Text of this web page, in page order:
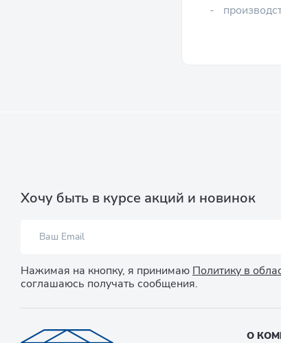
Хочу быть в курсе акций и новинок
Нажимая на кнопку, я принимаю Политику в
соглашаюсь получать сообщения.
О